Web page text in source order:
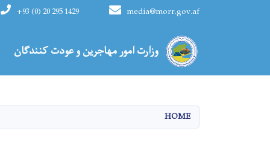
وزارت امور مهاجرین و عودت کنندگان
media@morr.gov.af
+93 (0) 20 295 1429
Main navigation
HOME